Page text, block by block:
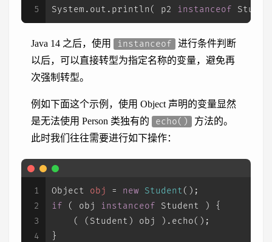
5
System.out.println( p2
instanceof
Java 14 之后，使用 instanceof
进行条件判断
以后，可以直接转型为指定名称的变量，避免再
次强制转型。
例如下面这个示例，使用 Object 声明的变量显然
是无法使用 Person 类独有的
echo()
方法的。
此时我们往往需要进行如下操作：
1
2
3
4
Object obj = new Student ();
if ( obj instanceof Student ) {
    ( (Student) obj ).echo();
}